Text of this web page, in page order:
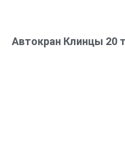
Автокран Клинцы 20